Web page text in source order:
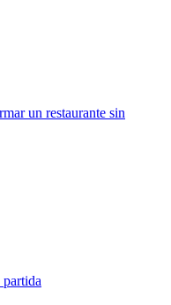
un restaurante sin
partida